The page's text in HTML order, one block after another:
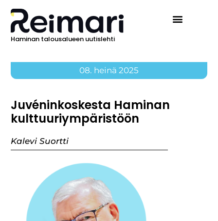
Haminan talousalueen uutislehti
08. heinä 2025
Juvéninkoskesta Haminan
kulttuuriympäristöön
Kalevi Suortti